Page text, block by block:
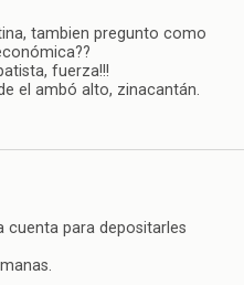
tambien pregunto como
fuerza!!!
el ambó alto, zinacantán.
cuenta para depositarles